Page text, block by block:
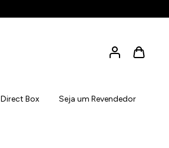
Direct Box Seja um Revendedor